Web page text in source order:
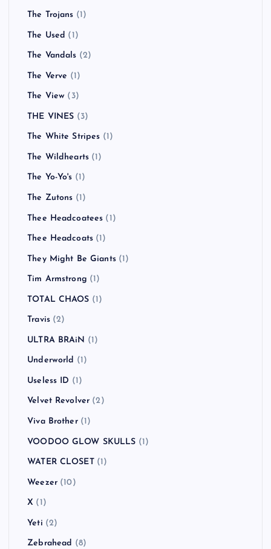
The Trojans (1)
The Used (1)
The Vandals (2)
The Verve (1)
The View (3)
THE VINES (3)
The White Stripes (1)
The Wildhearts (1)
The Yo-Yo's (1)
The Zutons (1)
Thee Headcoatees (1)
Thee Headcoats (1)
They Might Be Giants(1)
Tim Armstrong (1)
TOTAL CHAOS (1)
Travis(2)
ULTRA BRAiN (1)
Underworld (1)
Useless ID (1)
Velvet Revolver (2)
Viva Brother(1)
VOODOO GLOW SKULLS (1)
WATER CLOSET(1)
Weezer(10)
X (1)
Yeti (2)
Zebrahead (8)